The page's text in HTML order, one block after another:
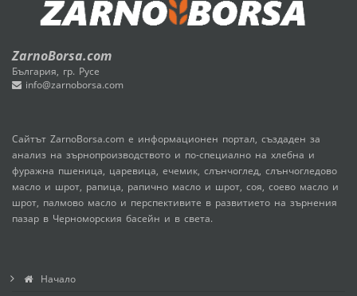
ZarnoBorsa.com
България, гр. Русе
info@zarnoborsa.com
Сайтът ZarnoBorsa.com е информационен портал, създаден за
анализ на зърнопроизводството и по-специално на хлебна и
фуражна пшеница, царевица, ечемик, слънчоглед, слънчогледово
масло и шрот, рапица, рапично масло и шрот, соя, соево масло и
шрот, палмово масло и перспективите в развитието на зърнения
пазар в Черноморския басейн и в света.
Начало